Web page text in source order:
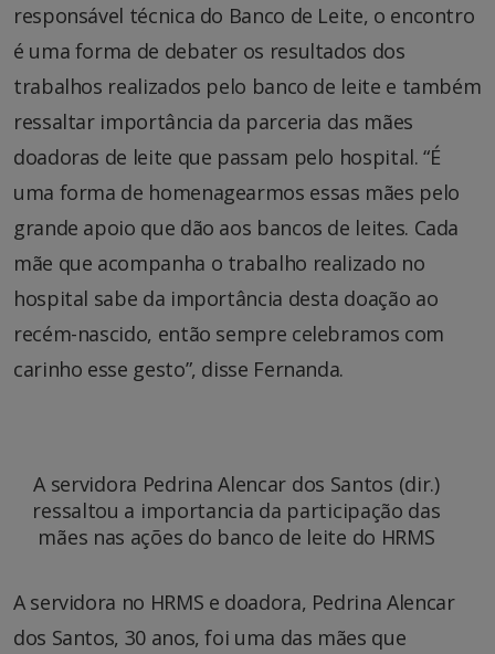
responsável técnica do Banco de Leite, o encontro
é uma forma de debater os resultados dos
trabalhos realizados pelo banco de leite e também
ressaltar importância da parceria das mães
doadoras de leite que passam pelo hospital. “É
uma forma de homenagearmos essas mães pelo
grande apoio que dão aos bancos de leites. Cada
mãe que acompanha o trabalho realizado no
hospital sabe da importância desta doação ao
recém-nascido, então sempre celebramos com
carinho esse gesto”, disse Fernanda.
A servidora Pedrina Alencar dos Santos (dir.)
ressaltou a importancia da participação das
mães nas ações do banco de leite do HRMS
A servidora no HRMS e doadora, Pedrina Alencar
dos Santos, 30 anos, foi uma das mães que